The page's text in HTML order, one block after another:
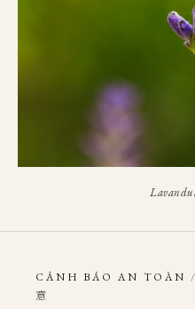
CẢNH BÁO AN TOÀN /
意